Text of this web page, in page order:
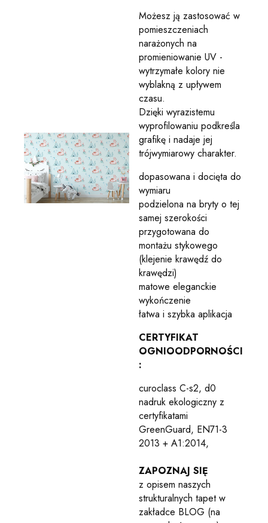
Możesz ją zastosować w
pomieszczeniach
narażonych na
promieniowanie UV -
wytrzymałe kolory nie
wyblakną z upływem
czasu.
Dzięki wyrazistemu
wyprofilowaniu podkreśla
grafikę i nadaje jej
trójwymiarowy charakter.
dopasowana i docięta do
wymiaru
podzielona na bryty o tej
samej szerokości
przygotowana do
montażu stykowego
(klejenie krawędź do
krawędzi)
matowe eleganckie
wykończenie
łatwa i szybka aplikacja
CERTYFIKAT
OGNIOODPORNOŚCI
:
curoclass C-s2, d0
nadruk ekologiczny z
certyfikatami
GreenGuard, EN71-3
2013 + A1:2014,
ZAPOZNAJ SIĘ
z opisem naszych
strukturalnych tapet w
zakładce BLOG (na